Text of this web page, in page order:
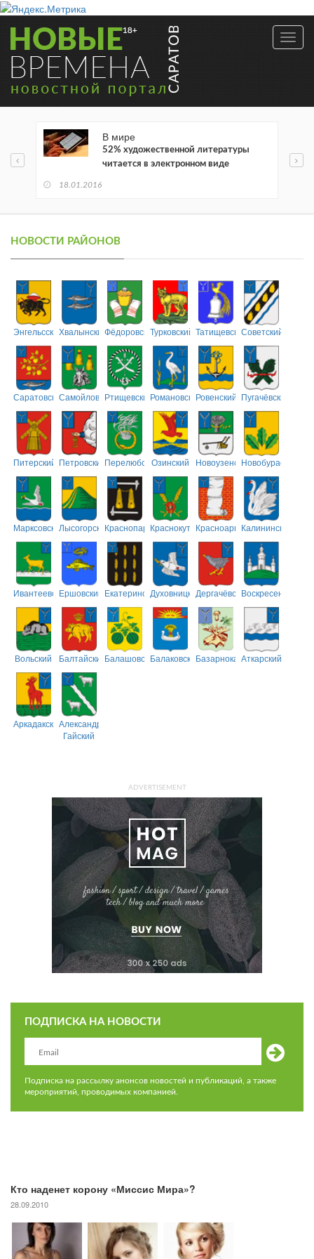
В мире
52% художественной литературы
читается в электронном виде
18.01.2016
НОВОСТИ РАЙОНОВ
ЭнгельсскийХвалынскийФёдоровскийТурковский ТатищевскийСоветский
СаратовскийСамойловскийРтищевскийРомановскийРовенский Пугачёвский
Питерский ПетровскийПерелюбскийОзинский НовоузенскийНовобурасский
МарксовскийЛысогорскийКраснопартизанский
КраснокутскийКрасноармейский
Калининский
ИвантеевскийЕршовский ЕкатериновскийДуховницкийДергачёвскийВоскресенский
Вольский БалтайскийБалашовскийБалаковскийБазарнокарабулакский
Аткарский
АркадакскийАлександрово-
Гайский
ADVERTISEMENT
ПОДПИСКА НА НОВОСТИ
Подписка на рассылку анонсов новостей и публикаций, а также
мероприятий, проводимых компанией.
Кто наденет корону «Миссис Мира»?
28.09.2010